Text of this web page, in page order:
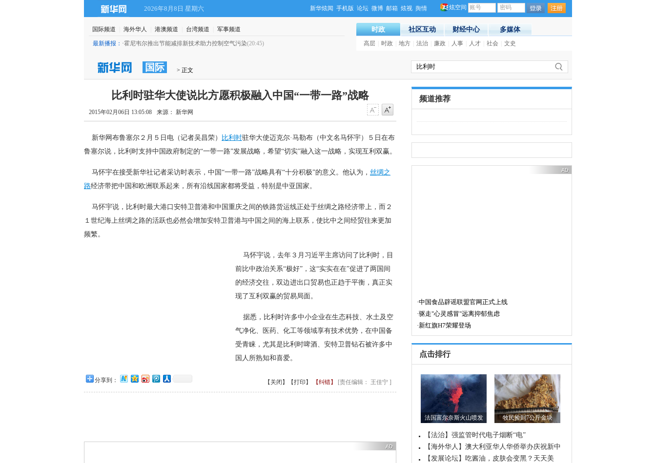
2026年8月8日 星期六 炫空间 账号 密码
新华炫闻 手机版 论坛 微博 邮箱 炫视 舆情
国际频道 海外华人 港澳频道 台湾频道 军事频道
最新播报：
(20:51) ·霍尼韦尔推出节能减排新技术助力控制空气污染(20:45) 富士康再陷“加班门”：听听富士康员工怎么说(20:37)
时政 社区互动 财经中心 多媒体
高层 时政 地方 法治 廉政 人事 人才 社会 文史
国际 > 正文
比利时驻华大使说比方愿积极融入中国“一带一路”战略
2015年02月06日 13:05:08 来源： 新华网
新华网布鲁塞尔２月５日电（记者吴昌荣） 比利时驻华大使迈克尔·马勒布（中文名马怀宇）５日在布
鲁塞尔说，比利时支持中国政府制定的“一带一路”发展战略，希望“切实”融入这一战略，实现互利双赢。
马怀宇在接受新华社记者采访时表示，中国“一带一路”战略具有“十分积极”的意义。他认为， 丝绸之
路经济带把中国和欧洲联系起来，所有沿线国家都将受益，特别是中亚国家。
马怀宇说，比利时最大港口安特卫普港和中国重庆之间的铁路货运线正处于丝绸之路经济带上，而２
１世纪海上丝绸之路的活跃也必然会增加安特卫普港与中国之间的海上联系，使比中之间经贸往来更加
频繁。
马怀宇说，去年３月习近平主席访问了比利时，目
前比中政治关系“极好”，这“实实在在”促进了两国间
的经济交往，双边进出口贸易也正趋于平衡，真正实
现了互利双赢的贸易局面。
据悉，比利时许多中小企业在生态科技、水土及空
气净化、医药、化工等领域享有技术优势，在中国备
受青睐，尤其是比利时啤酒、安特卫普钻石被许多中
国人所熟知和喜爱。
分享到： 【关闭】 【打印】 【纠错】 [责任编辑： 王佳宁 ]
频道推荐
点击排行
法国富尔奈斯火山喷发 牧民捡到7公斤金块
【法治】强监管时代电子烟断“电”
【海外华人】澳大利亚华人华侨举办庆祝新中
国成立70周年征文颁奖晚会
【发展论坛】吃酱油，皮肤会变黑？天天美